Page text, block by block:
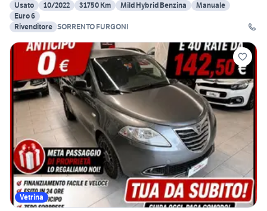
Usato
10/2022 31750 Km Mild Hybrid Benzina
Manuale
Euro 6
Rivenditore SORRENTO FURGONI
Vetrina